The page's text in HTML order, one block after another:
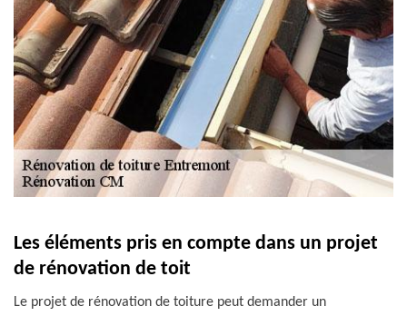
Les éléments pris en compte dans un projet
de rénovation de toit
Le projet de rénovation de toiture peut demander un